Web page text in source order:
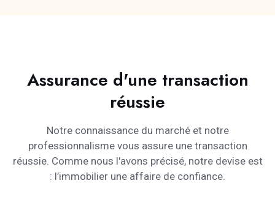
Assurance d'une transaction
réussie
Notre connaissance du marché et notre
professionnalisme vous assure une transaction
réussie. Comme nous l'avons précisé, notre devise est
: l’immobilier une affaire de confiance.